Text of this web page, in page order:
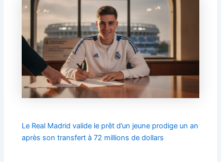
Le Real Madrid valide le prêt d’un jeune prodige un an
après son transfert à 72 millions de dollars